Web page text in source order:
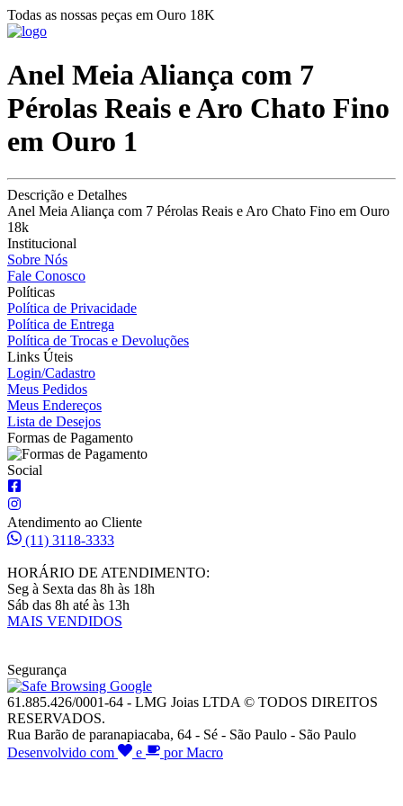
Todas as nossas peças em Ouro 18K
Anel Meia Aliança com 7
Pérolas Reais e Aro Chato Fino
em Ouro 1
Descrição e Detalhes
Anel Meia Aliança com 7 Pérolas Reais e Aro Chato Fino em Ouro
18k
Institucional
Sobre Nós
Fale Conosco
Políticas
Política de Privacidade
Política de Entrega
Política de Trocas e Devoluções
Links Úteis
Login/Cadastro
Meus Pedidos
Meus Endereços
Lista de Desejos
Formas de Pagamento
Social
Atendimento ao Cliente
(11) 3118-3333
HORÁRIO DE ATENDIMENTO:
Seg à Sexta das 8h às 18h
Sáb das 8h até às 13h
MAIS VENDIDOS
Segurança
61.885.426/0001-64 - LMG Joias LTDA © TODOS DIREITOS
RESERVADOS.
Rua Barão de paranapiacaba, 64 - Sé - São Paulo - São Paulo
Desenvolvido com
e por Macro